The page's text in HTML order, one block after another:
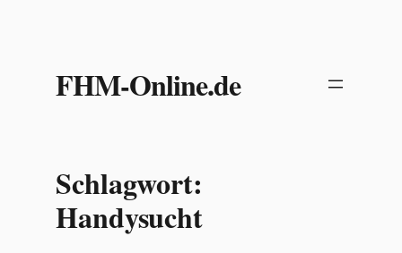
springenFHM-Online.de
Schlagwort:
Handysucht